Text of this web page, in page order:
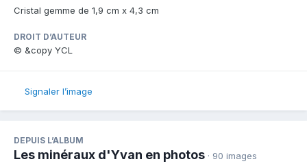
Cristal gemme de 1,9 cm x 4,3 cm
DROIT D’AUTEUR
© &copy YCL
Signaler l’image
DEPUIS L’ALBUM
Les minéraux d'Yvan en photos · 90 images